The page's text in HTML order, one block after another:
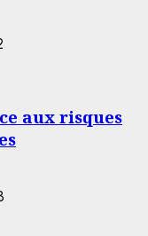
aux risques